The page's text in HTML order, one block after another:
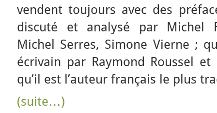
vendent toujours avec des
discuté et analysé par Michel
Michel Serres, Simone Vierne ;
écrivain par Raymond Roussel
qu’il est l’auteur français le plus
(suite…)